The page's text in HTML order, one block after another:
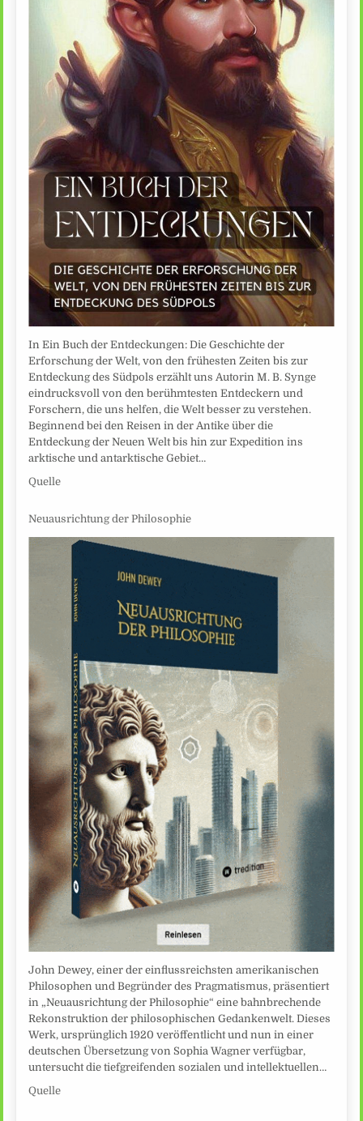
In Ein Buch der Entdeckungen: Die Geschichte der
Erforschung der Welt, von den frühesten Zeiten bis zur
Entdeckung des Südpols erzählt uns Autorin M. B. Synge
eindrucksvoll von den berühmtesten Entdeckern und
Forschern, die uns helfen, die Welt besser zu verstehen.
Beginnend bei den Reisen in der Antike über die
Entdeckung der Neuen Welt bis hin zur Expedition ins
arktische und antarktische Gebiet…
Quelle
Neuausrichtung der Philosophie
John Dewey, einer der einflussreichsten amerikanischen
Philosophen und Begründer des Pragmatismus, präsentiert
in „Neuausrichtung der Philosophie“ eine bahnbrechende
Rekonstruktion der philosophischen Gedankenwelt. Dieses
Werk, ursprünglich 1920 veröffentlicht und nun in einer
deutschen Übersetzung von Sophia Wagner verfügbar,
untersucht die tiefgreifenden sozialen und intellektuellen…
Quelle